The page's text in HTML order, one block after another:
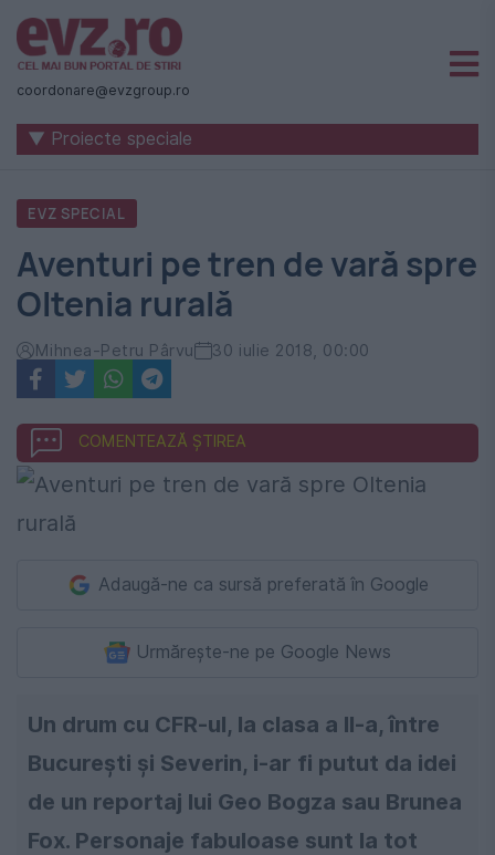
Știri
naționale
internaționale
România
-
Evenimentul
Zilei
coordonare@evzgroup.ro
▼ Proiecte speciale
EVZ SPECIAL
Aventuri pe tren de vară spre
Oltenia rurală
Mihnea-Petru Pârvu 30 iulie 2018, 00:00
COMENTEAZĂ ȘTIREA
Adaugă-ne ca sursă preferată în Google
Urmărește-ne pe Google News
Un drum cu CFR-ul, la clasa a II-a, între
București și Severin, i-ar fi putut da idei
de un reportaj lui Geo Bogza sau Brunea
Fox. Personaje fabuloase sunt la tot